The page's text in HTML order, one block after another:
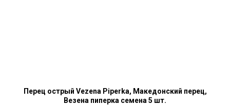
Перец острый Vezena Piperka, Македонский перец,
Везена пиперка семена 5 шт.